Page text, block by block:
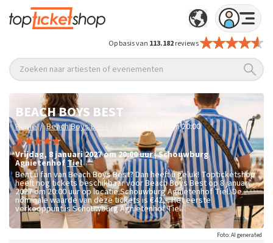
Op basis van 113.182reviews
Zoeken naar artiesten of evenementen
BEACH BOYS BEST
Home / Beach Boys Best 8 januari 2027 om 20:00
vrijdag, 8 januari 2027 om 20:00uur|Schouwburg
AgnietenhofTiel
Bent u fan van Beach Boys Best? Dan heeft u geluk! Topticketshop
heeft nog tickets beschikbaar voor Beach Boys Best op 8 januari
2027 om 20:00 uur op locatie Schouwburg Agnietenhof Tiel. De
nominale waarde van deze tickets is €42,-. Het eerste
verkooppunt is Schouwburg Agnietenhof Tiel.
Foto: AI generated